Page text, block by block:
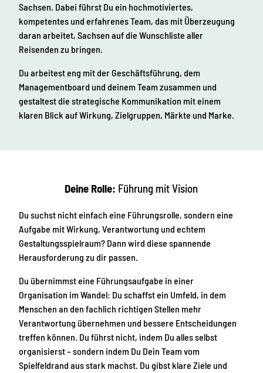
Sachsen. Dabei führst Du ein hochmotiviertes,
kompetentes und erfahrenes Team, das mit Überzeugung
daran arbeitet, Sachsen auf die Wunschliste aller
Reisenden zu bringen.
Du arbeitest eng mit der Geschäftsführung, dem
Managementboard und deinem Team zusammen und
gestaltest die strategische Kommunikation mit einem
klaren Blick auf Wirkung, Zielgruppen, Märkte und Marke.
Deine Rolle: Führung mit Vision
Du suchst nicht einfach eine Führungsrolle, sondern eine
Aufgabe mit Wirkung, Verantwortung und echtem
Gestaltungsspielraum? Dann wird diese spannende
Herausforderung zu dir passen.
Du übernimmst eine Führungsaufgabe in einer
Organisation im Wandel: Du schaffst ein Umfeld, in dem
Menschen an den fachlich richtigen Stellen mehr
Verantwortung übernehmen und bessere Entscheidungen
treffen können. Du führst nicht, indem Du alles selbst
organisierst – sondern indem Du Dein Team vom
Spielfeldrand aus stark machst. Du gibst klare Ziele und